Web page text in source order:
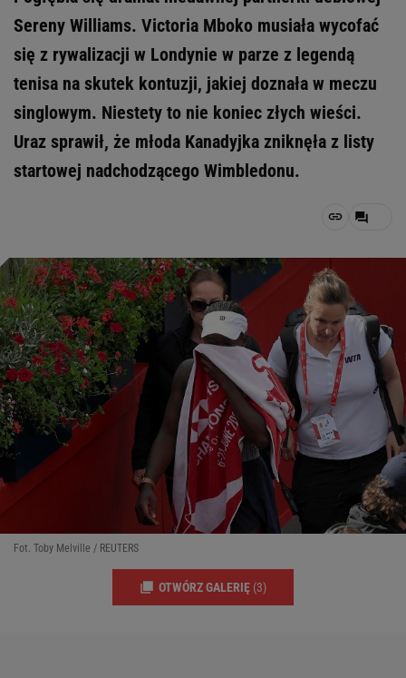
Sereny Williams. Victoria Mboko musiała wycofać
się z rywalizacji w Londynie w parze z legendą
tenisa na skutek kontuzji, jakiej doznała w meczu
singlowym. Niestety to nie koniec złych wieści.
Uraz sprawił, że młoda Kanadyjka zniknęła z listy
startowej nadchodzącego Wimbledonu.
Fot. Toby Melville / REUTERS
OTWÓRZ GALERIĘ (3)